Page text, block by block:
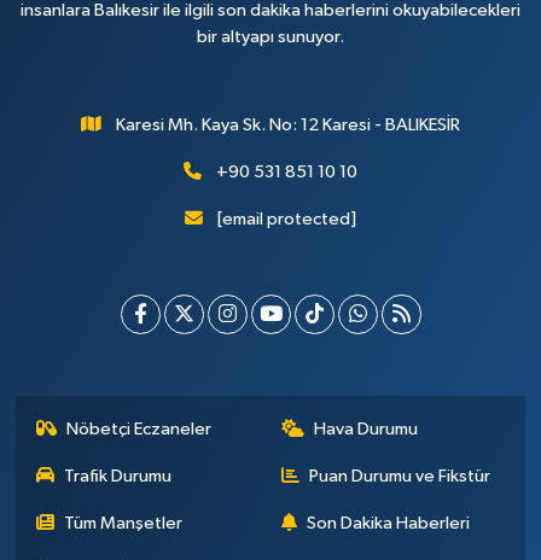
insanlara Balıkesir ile ilgili son dakika haberlerini okuyabilecekleri
bir altyapı sunuyor.
Karesi Mh. Kaya Sk. No: 12 Karesi - BALIKESİR
+90 531 851 10 10
[email protected]
Nöbetçi Eczaneler Hava Durumu
Trafik Durumu Puan Durumu ve Fikstür
Tüm Manşetler Son Dakika Haberleri